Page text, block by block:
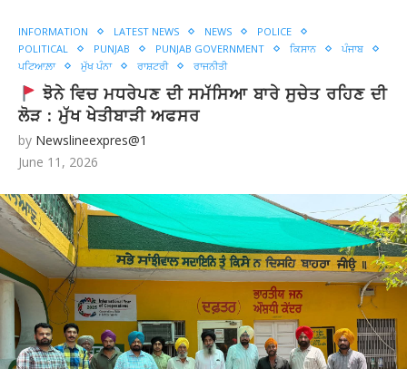
INFORMATION LATEST NEWS NEWS
POLICE
POLITICAL
PUNJAB PUNJAB GOVERNMENT ਕਿਸਾਨ
ਪੰਜਾਬ
ਪਟਿਆਲ਼ਾ
ਮੁੱਖ ਪੰਨਾ ਰਾਸ਼ਟਰੀ ਰਾਜਨੀਤੀ
ਝੋਨੇ ਵਿਚ ਮਧਰੇਪਣ ਦੀ ਸਮੱਸਿਆ ਬਾਰੇ ਸੁਚੇਤ ਰਹਿਣ ਦੀ
ਲੋੜ : ਮੁੱਖ ਖੇਤੀਬਾੜੀ ਅਫਸਰ
by Newslineexpres@1
June 11, 2026